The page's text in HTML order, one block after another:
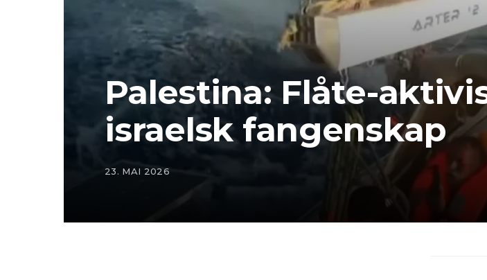
Palestina: Flåte-
israelsk fangenskap
23. MAI 2026